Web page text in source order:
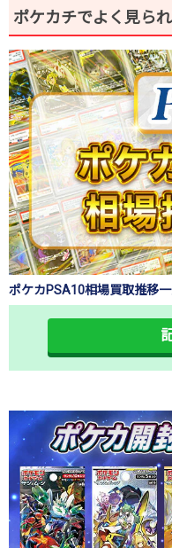
ポケカチでよく見ら
ポケカPSA10相場買取推移